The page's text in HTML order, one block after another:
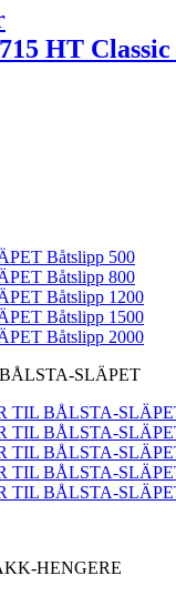
HT Classic
Båtslipp 500
Båtslipp 800
Båtslipp 1200
Båtslipp 1500
Båtslipp 2000
SLÄPET
TIL BÅLSTA-
TIL BÅLSTA-
TIL BÅLSTA-
TIL BÅLSTA-
TIL BÅLSTA-
HENGERE